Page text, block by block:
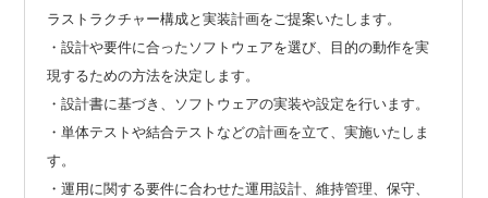
ラストラクチャー構成と実装計画をご提案いたします。
・設計や要件に合ったソフトウェアを選び、目的の動作を実
現するための方法を決定します。
・設計書に基づき、ソフトウェアの実装や設定を行います。
・単体テストや結合テストなどの計画を立て、実施いたしま
す。
・運用に関する要件に合わせた運用設計、維持管理、保守、